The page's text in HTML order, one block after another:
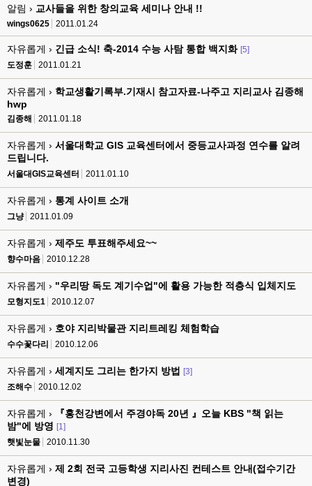
알림 › 교사들을 위한 창의교육 세미나 안내 !!
wings0625 2011.01.24
자유롭게 › 긴급 소식! 축-2014 수능 사탐 통합 백지화 [5]
도정훈
2011.01.21
자유롭게 › 학교생활기록부.기재시 참고자료-나주고 지리교사 김종해
hwp
김종해 2011.01.18
자유롭게 › 서울대학교 GIS 교육센터에서 중등교사과정 연수를 알려
드립니다.
서울대GIS교육센터 2011.01.10
자유롭게 › 통계 사이트 소개
그냥 2011.01.09
자유롭게 › 제주도 투표해주세요~~
향수마음 2010.12.28
자유롭게 › "우리땅 독도 계기수업"에 활용 가능한 적층식 입체지도
모형지도1 2010.12.07
자유롭게 › 호야 지리박물관 지리트레킹 체험학습
수수꽃다리 2010.12.06
자유롭게 › 세계지도 그리는 한가지 방법
[3]
조해수
2010.12.02
자유롭게 ›
『홍천강변에서 주경야독 20년 』오늘 KBS "책 읽는
밤"에 방영 [1]
햇빛눈물
2010.11.30
자유롭게 › 제 2회 전국 고등학생 지리사진 컨테스트 안내(접수기간
변경)